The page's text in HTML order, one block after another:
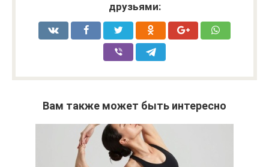
друзьями:
Вам также может быть интересно